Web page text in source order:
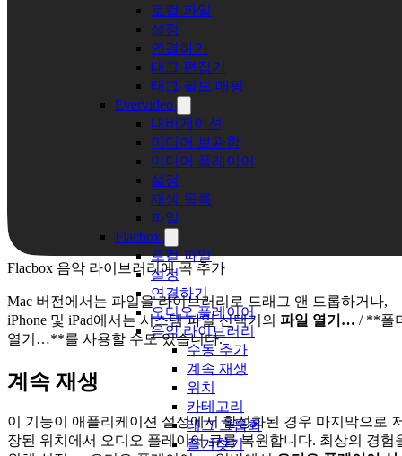
로컬 파일
설정
연결하기
태그 편집기
태그 필드 매핑
Evervideo
내비게이션
미디어 보관함
미디어 플레이어
설정
재생 목록
파일
Flacbox
로컬 파일
설정
연결하기
오디오 플레이어
음악 라이브러리
수동 추가
계속 재생
위치
카테고리
태그 그룹화
즐겨찾기
Flacbox 음악 라이브러리에 곡 추가
Mac 버전에서는 파일을 라이브러리로 드래그 앤 드롭하거나,
iPhone 및 iPad에서는 시스템 파일 선택기의 파일 열기… / **폴
열기…**를 사용할 수도 있습니다.
계속 재생
이 기능이 애플리케이션 설정에서 활성화된 경우 마지막으로
장된 위치에서 오디오 플레이어 큐를 복원합니다. 최상의 경험